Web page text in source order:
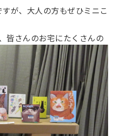
が、大人の方もぜひミニこ
皆さんのお宅にたくさんの